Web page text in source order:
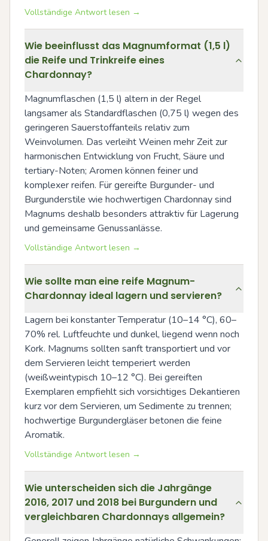
Vollständige Antwort lesen →
Wie beeinflusst das Magnumformat (1,5 l)
die Reife und Trinkreife eines
Chardonnay?
Magnumflaschen (1,5 l) altern in der Regel
langsamer als Standardflaschen (0,75 l) wegen des
geringeren Sauerstoffanteils relativ zum
Weinvolumen. Das verleiht Weinen mehr Zeit zur
harmonischen Entwicklung von Frucht, Säure und
tertiary-Noten; Aromen können feiner und
komplexer reifen. Für gereifte Burgunder- und
Burgunderstile wie hochwertigen Chardonnay sind
Magnums deshalb besonders attraktiv für Lagerung
und gemeinsame Genussanlässe.
Vollständige Antwort lesen →
Wie sollte man eine reife Magnum-
Chardonnay ideal lagern und servieren?
Lagern bei konstanter Temperatur (10–14 °C), 60–
70% rel. Luftfeuchte und dunkel, liegend wenn noch
Kork. Magnums sollten sanft transportiert und vor
dem Servieren leicht temperiert werden
(weißweintypisch 10–12 °C). Bei gereiften
Exemplaren empfiehlt sich vorsichtiges Dekantieren
kurz vor dem Servieren, um Sedimente zu trennen;
hochwertige Burgundergläser betonen die feine
Aromatik.
Vollständige Antwort lesen →
Wie unterscheiden sich die Jahrgänge
2016, 2017 und 2018 bei Burgundern und
vergleichbaren Chardonnays allgemein?